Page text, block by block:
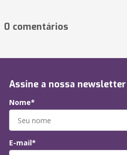
0 comentários
Assine a nossa newsletter
Nome*
E-mail*